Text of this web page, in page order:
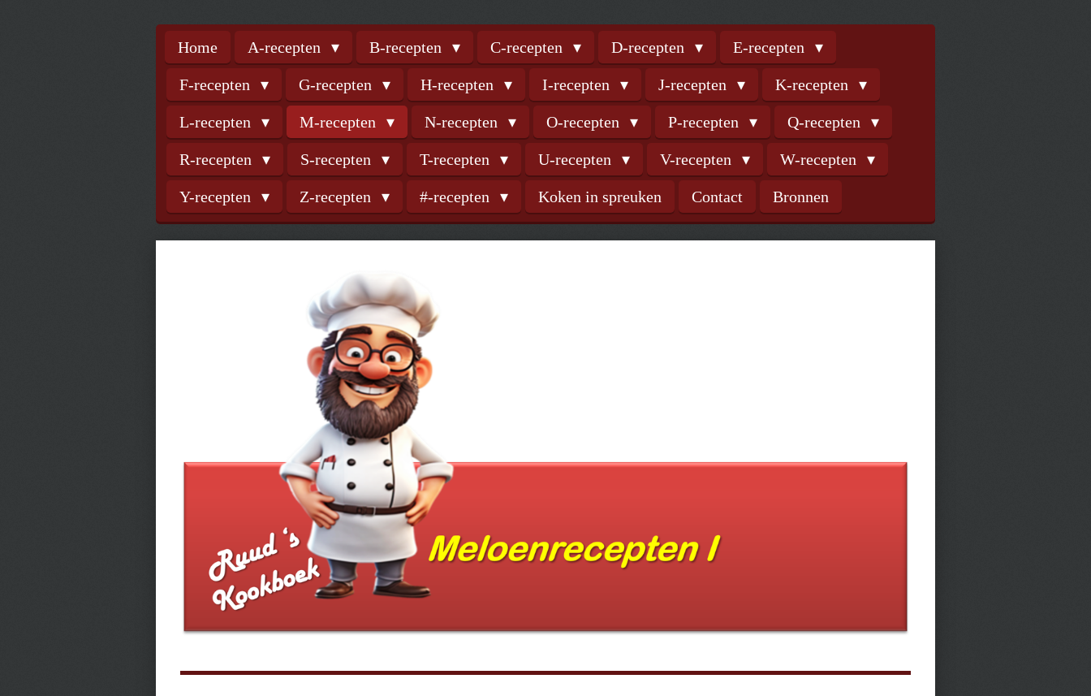
Home A-recepten B-recepten C-recepten D-recepten E-recepten
F-recepten G-recepten H-recepten I-recepten J-recepten K-recepten
L-recepten M-recepten N-recepten O-recepten P-recepten Q-recepten
R-recepten S-recepten T-recepten U-recepten V-recepten W-recepten
Y-recepten Z-recepten #-recepten Koken in spreuken Contact Bronnen